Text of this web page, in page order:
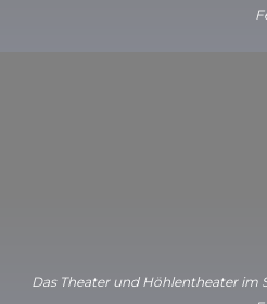
Das Theater und Höhlentheater im
Zum Welterbe gehört auch das